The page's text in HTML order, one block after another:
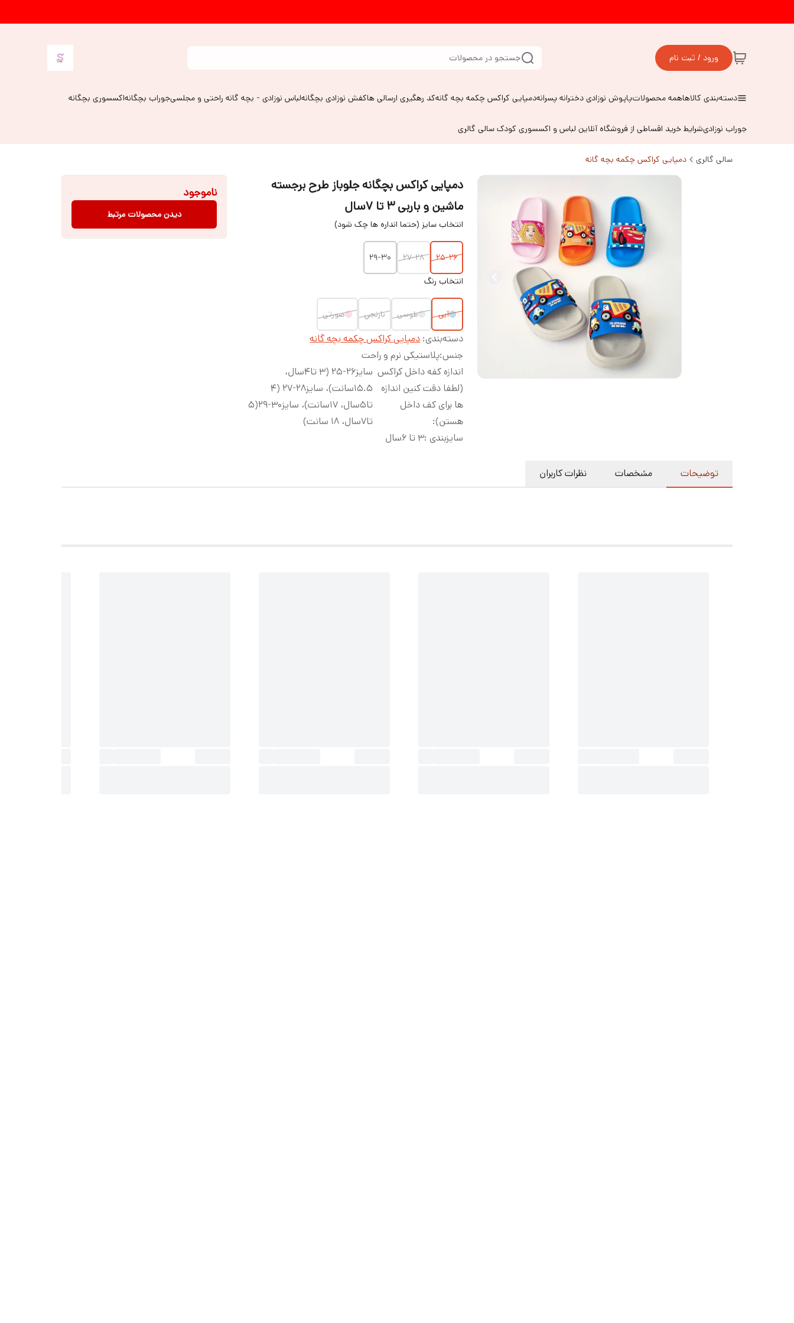
ورود / ثبت نام جستجو در محصولات
دسته‌بندی کالاهاهمه محصولاتپاپوش نوزادی دخترانه پسرانهدمپایی کراکس چکمه بچه گانهکد رهگیری ارسالی هاکفش نوزادی بچگانهلباس نوزادی - بچه گانه راحتی و مجلسیجوراب بچگانهاکسسوری بچگانه
جوراب نوزادیشرایط خرید اقساطی از فروشگاه آنلاین لباس و اکسسوری کودک سالی گالری
سالی گالری دمپایی کراکس چکمه بچه گانه
دمپایی کراکس بچگانه جلوباز طرح برجسته
ماشین و باربی ۳ تا ۷سال
انتخاب سایز (حتما انداره ها چک شود)
۲۵-۲۶ ۲۷-۲۸
۲۹-۳۰
انتخاب رنگ
آبی طوسی نارنجي صورتی
دسته‌بندی:دمپایی کراکس چکمه بچه گانه
جنس:پلاستیکی نرم و راحت
اندازه کفه داخل کراکس
(لطفا دقت کنین اندازه
ها برای کف داخل
هستن):
سایز۲۶-۲۵ (۳ تا۴سال،
۱۵.۵سانت)، سایز۲۸-۲۷ (۴
تا۵سال، ۱۷سانت)، سایز۳۰-۲۹(۵
تا۷سال، ۱۸ سانت)
سایزبندی :۳ تا ۶سال
ناموجود
دیدن محصولات مرتبط
توضیحات مشخصات نظرات کاربران